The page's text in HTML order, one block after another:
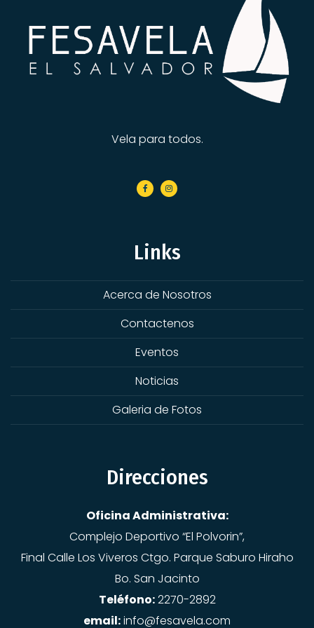
Vela para todos.
Links
Acerca de Nosotros
Contactenos
Eventos
Noticias
Galeria de Fotos
Direcciones
Oficina Administrativa:
Complejo Deportivo “El Polvorin”,
Final Calle Los Viveros Ctgo. Parque Saburo Hiraho
Bo. San Jacinto
Teléfono:2270-2892
email:info@fesavela.com